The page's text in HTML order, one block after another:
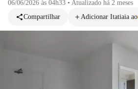
06/06/2026 às 04h33 • Atualizado há 2 meses
Compartilhar
Adicionar Itatiaia ao